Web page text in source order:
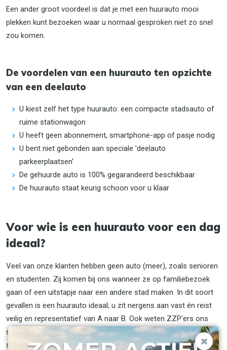
Een ander groot voordeel is dat je met een huurauto mooi
plekken kunt bezoeken waar u normaal gesproken niet zo snel
zou komen.
De voordelen van een huurauto ten opzichte
van een deelauto
U kiest zelf het type huurauto: een compacte stadsauto of
ruime stationwagon
U heeft geen abonnement, smartphone-app of pasje nodig
U bent niet gebonden aan speciale 'deelauto
parkeerplaatsen'
De gehuurde auto is 100% gegarandeerd beschikbaar
De huurauto staat keurig schoon voor u klaar
Voor wie is een huurauto voor een dag
ideaal?
Veel van onze klanten hebben geen auto (meer), zoals senioren
en studenten. Zij komen bij ons wanneer ze op familiebezoek
gaan of een uitstapje naar een andere stad maken. In dit soort
gevallen is een huurauto ideaal; u zit nergens aan vast én reist
veilig en representatief van A naar B. Ook weten ZZP'ers ons
steeds vaker te vinden wanneer zij een klant of relatie buiten de
stad moeten bezoeken.